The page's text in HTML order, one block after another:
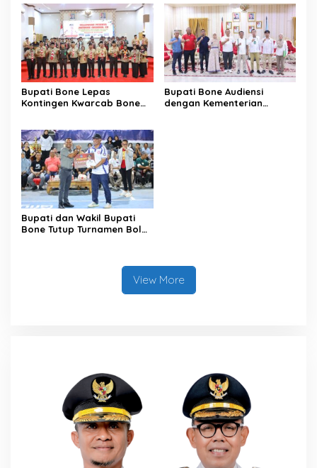
Bupati Bone Lepas
Kontingen Kwarcab Bone
Bupati Bone Audiensi
dengan Kementerian
Bupati dan Wakil Bupati
Bone Tutup Turnamen Bola
View More